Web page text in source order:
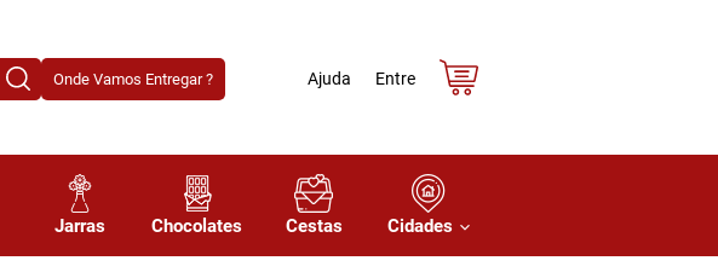
Onde Vamos Entregar ? Entre
Ajuda
Jarras Chocolates Cestas Cidades